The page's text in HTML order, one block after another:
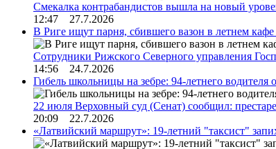
Смекалка контрабандистов вышла на новый
12:47 27.7.2026
В Риге ищут парня, сбившего вазон в летнем
Сотрудники Рижского Северного управления
14:56 24.7.2026
Гибель школьницы на зебре: 94-летнего водителя
22 июля Верховный суд (Сенат) сообщил:
20:09 22.7.2026
«Латвийский маршрут»: 19-летний "таксист"